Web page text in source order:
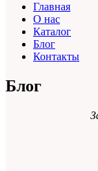
Главная
О нас
Каталог
Блог
Контакты
Блог